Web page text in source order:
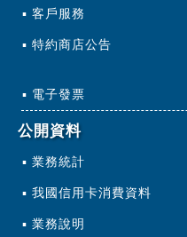
客戶服務
特約商店公告
電子發票
公開資料
業務統計
我國信用卡消費資料
業務說明